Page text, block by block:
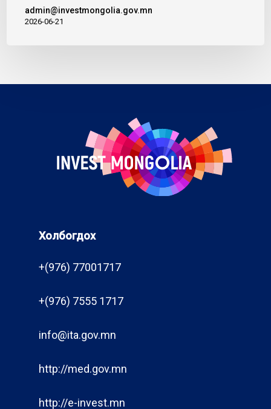
admin@investmongolia.gov.mn
2026-06-21
Холбогдох
+(976) 77001717
+(976) 7555 1717
info@ita.gov.mn
http://med.gov.mn
http://e-invest.mn